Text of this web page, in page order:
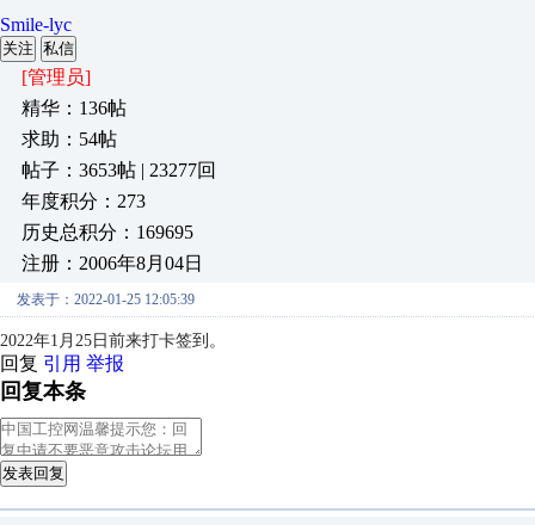
Smile-lyc
关注 私信
[管理员]
精华：136帖
求助：54帖
帖子：3653帖 | 23277回
年度积分：273
历史总积分：169695
注册：2006年8月04日
发表于：2022-01-25 12:05:39
2022年1月25日前来打卡签到。
回复 引用 举报
回复本条
发表回复